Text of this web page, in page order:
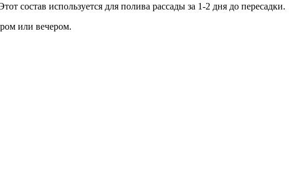
состав используется для полива рассады за 1-2 дня до пересадки.
или вечером.